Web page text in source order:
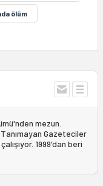
ölüm
mezun.
Tanımayan Gazeteciler
1999'dan beri